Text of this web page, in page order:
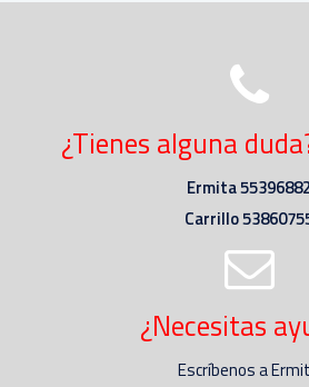
¿Tienes alguna
Ermita 55396882
Carrillo
¿Necesitas
Escríbenos a